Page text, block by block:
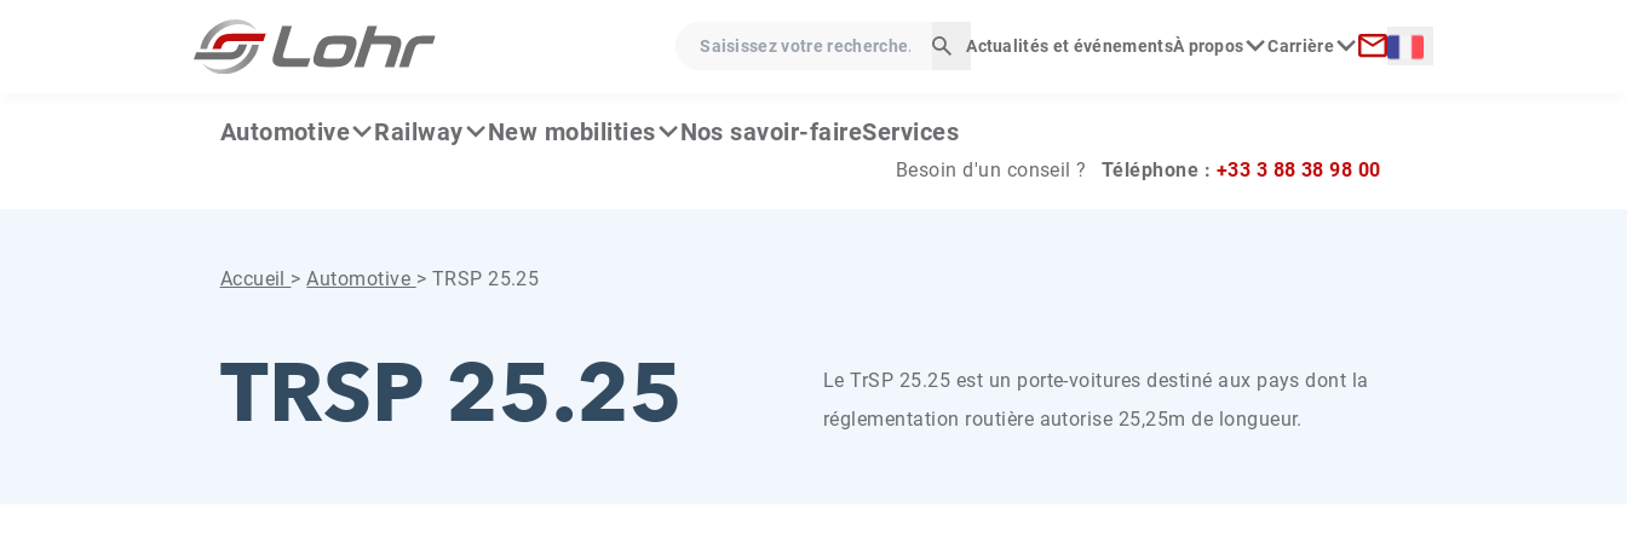
Aller directement au contenu
Saisissez votre recherche…
Lancer la recherche
Actualités et événementsÀ propos Carrière Langue :
Automotive Railway New mobilities Nos savoir-faireServices
Besoin d'un conseil ? Téléphone : +33 3 88 38 98 00
Accueil >Automotive > TRSP 25.25
TRSP 25.25
Le TrSP 25.25 est un porte-voitures destiné aux pays dont la
réglementation routière autorise 25,25m de longueur.
Panneau de gestion des cookies